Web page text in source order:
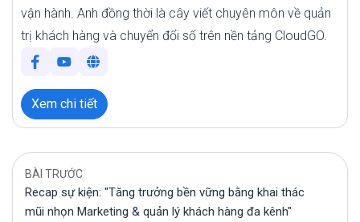
vận hành. Anh đồng thời là cây viết chuyên môn về quản
trị khách hàng và chuyển đổi số trên nền tảng CloudGO.
Xem chi tiết
BÀI TRƯỚC
Recap sự kiện: "Tăng trưởng bền vững bằng khai thác
mũi nhọn Marketing & quản lý khách hàng đa kênh"